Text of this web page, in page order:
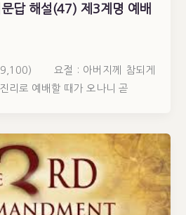
답 해설(47) 제3계명 예배
요절 : 아버지께 참되게
리로 예배할 때가 오나니 곧